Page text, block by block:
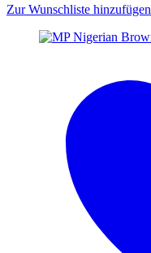
Zur Wunschliste hinzufügen